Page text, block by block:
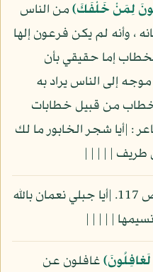
لِمَنْ خَلْفَكَ)من الناس
، وأنه لم يكن فرعون إلها
إما حقيقي بأن
إلى الناس يراد به
من قبيل خطابات
: |أيا شجر الخابور ما لك
طريف | | | | |
وقوله : (1) بحار الأنوار : ج 13 ص 117. |أيا جبلي نعمان بالله
| | | | |
لَغافِلُونَ)غافلون عن